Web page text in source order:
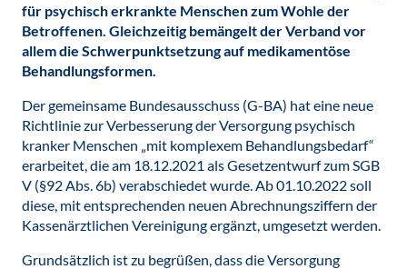
für psychisch erkrankte Menschen zum Wohle der
Betroffenen. Gleichzeitig bemängelt der Verband vor
allem die Schwerpunktsetzung auf medikamentöse
Behandlungsformen.
Der gemeinsame Bundesausschuss (G-BA) hat eine neue
Richtlinie zur Verbesserung der Versorgung psychisch
kranker Menschen „mit komplexem Behandlungsbedarf“
erarbeitet, die am 18.12.2021 als Gesetzentwurf zum SGB
V (§92 Abs. 6b) verabschiedet wurde. Ab 01.10.2022 soll
diese, mit entsprechenden neuen Abrechnungsziffern der
Kassenärztlichen Vereinigung ergänzt, umgesetzt werden.
Grundsätzlich ist zu begrüßen, dass die Versorgung